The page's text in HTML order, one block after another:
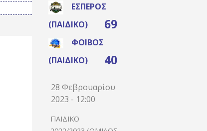
ΈΣΠΕΡΟΣ
(ΠΑΙΔΙΚΌ)
69
ΦΟΊΒΟΣ
(ΠΑΙΔΙΚΌ)
40
28 Φεβρουαρίου
2023 - 12:00
ΠΑΙΔΙΚΌ